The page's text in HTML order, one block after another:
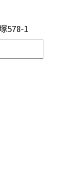
578-1